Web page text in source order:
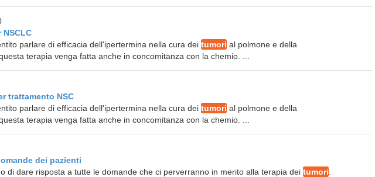
parlare di efficacia dell'ipertermina nella cura dei tumori al polmone e della
terapia venga fatta anche in concomitanza con la chemio. ...
trattamento NSC
parlare di efficacia dell'ipertermina nella cura dei tumori al polmone e della
terapia venga fatta anche in concomitanza con la chemio. ...
dei pazienti
di dare risposta a tutte le domande che ci perverranno in merito alla terapia dei tumori